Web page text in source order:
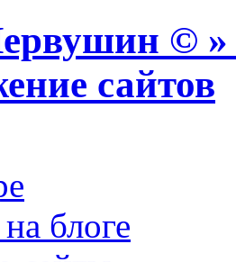
© »
сайтов
блоге